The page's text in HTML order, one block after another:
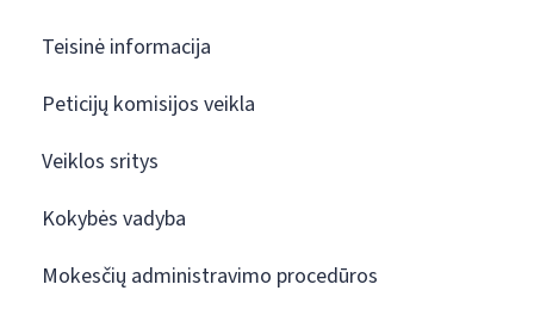
Teisinė informacija
Peticijų komisijos veikla
Veiklos sritys
Kokybės vadyba
Mokesčių administravimo procedūros